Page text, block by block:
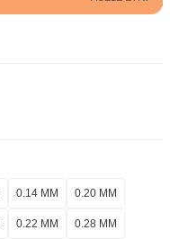
0.14 MM 0.20 MM
0.22 MM 0.28 MM